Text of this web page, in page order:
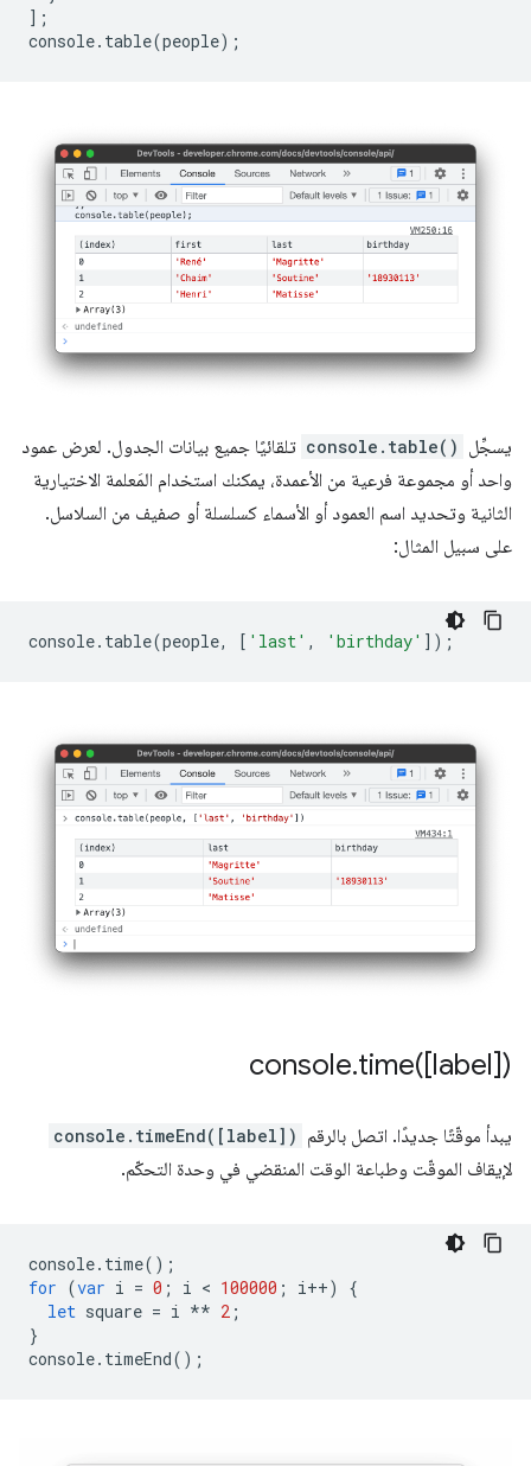
];
console. table(people);
يسجِّل console.table() تلقائيًا جميع بيانات الجدول. لعرض عمود
واحد أو مجموعة فرعية من الأعمدة، يمكنك استخدام المَعلمة الاختيارية
الثانية وتحديد اسم العمود أو الأسماء كسلسلة أو صفيف من السلاسل.
على سبيل المثال:
console. table(people, [ 'last' , 'birthday' ]);
console.time([label])
يبدأ موقّتًا جديدًا. اتصل بالرقم console.timeEnd([label])
لإيقاف الموقّت وطباعة الوقت المنقضي في وحدة التحكّم.
console. time();
for (var i = 0 ; i < 100000 ; i++)
{
let square = i ** 2 ;
}
console. timeEnd();